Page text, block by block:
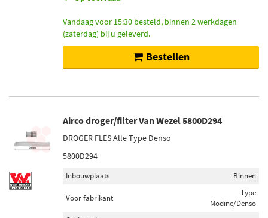
Vandaag voor 15:30 besteld, binnen 2 werkdagen
(zaterdag) bij u geleverd.
Bestellen
Airco droger/filter Van Wezel 5800D294
DROGER FLES Alle Type Denso
5800D294
Inbouwplaats Binnen
Voor fabrikant
Type
Modine/Denso